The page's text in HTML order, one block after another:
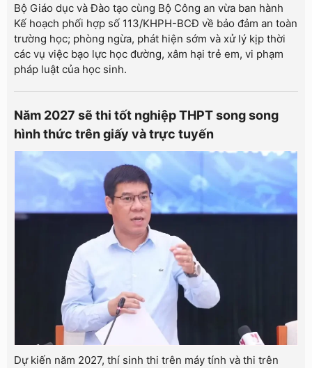
Bộ Giáo dục và Đào tạo cùng Bộ Công an vừa ban hành
Kế hoạch phối hợp số 113/KHPH-BCĐ về bảo đảm an toàn
trường học; phòng ngừa, phát hiện sớm và xử lý kịp thời
các vụ việc bạo lực học đường, xâm hại trẻ em, vi phạm
pháp luật của học sinh.
Năm 2027 sẽ thi tốt nghiệp THPT song song
hình thức trên giấy và trực tuyến
Dự kiến năm 2027, thí sinh thi trên máy tính và thi trên